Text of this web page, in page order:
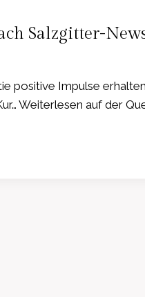
Salzgitter-
positive Impulse
Weiterlesen auf der